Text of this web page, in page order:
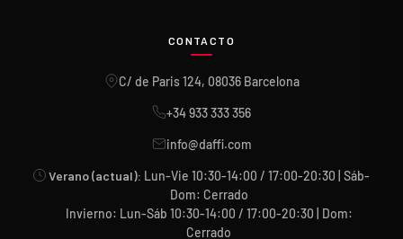
CONTACTO
C/ de Paris 124, 08036 Barcelona
+34 933 333 356
info@daffi.com
Verano (actual): Lun-Vie 10:30-14:00 / 17:00-20:30 | Sáb-
Dom: Cerrado
Invierno: Lun-Sáb 10:30-14:00 / 17:00-20:30 | Dom:
Cerrado